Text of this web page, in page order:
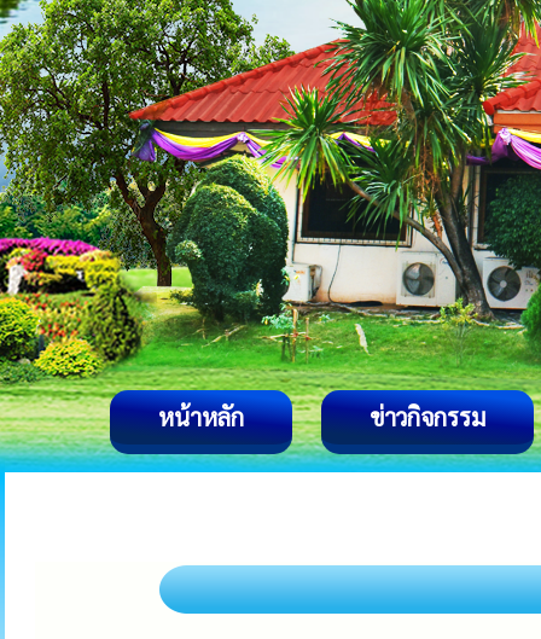
หน้าหลัก ข่าวกิจกรรม